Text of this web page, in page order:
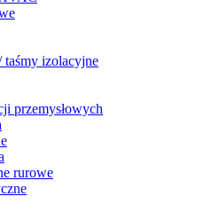
taśmy izolacyjne
przemysłowych
rurowe